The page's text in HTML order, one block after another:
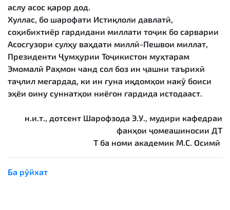
аслу асос қарор дод.
Хуллас, бо шарофати Истиқлоли давлатӣ,
соҳибихтиёр гардидани миллати тоҷик бо сарварии
Асосгузори сулҳу ваҳдати миллӣ-Пешвои миллат,
Президенти Ҷумҳурии Тоҷикистон муҳтарам
Эмомалӣ Раҳмон чанд сол боз ин ҷашни таърихӣ
таҷлил мегардад, ки ин гуна иқдомҳои накӯ боиси
эҳёи оину суннатҳои ниёгон гардида истодааст.
н.и.т., дотсент Шарофзода Э.У., мудири кафедраи
фанҳои ҷомеашиносии ДТ
Т ба номи академик М.С. Осимӣ
Ба рӯйхат